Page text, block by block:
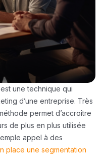
une technique qui
d’une entreprise. Très
permet d’accroître
de plus en plus utilisée
appel à des
place une segmentation